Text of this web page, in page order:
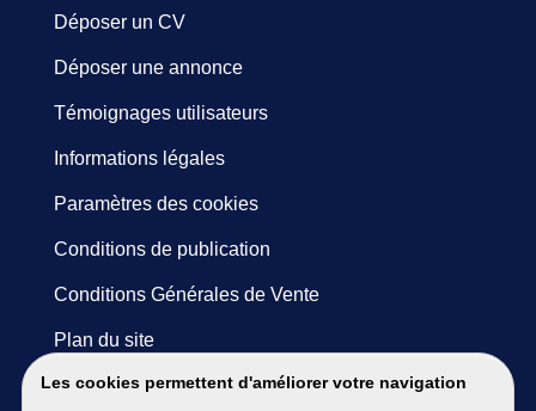
Les cookies permettent d'améliorer votre navigation
Déposer un CV
Déposer une annonce
Témoignages utilisateurs
Informations légales
Paramètres des cookies
Conditions de publication
Conditions Générales de Vente
Plan du site